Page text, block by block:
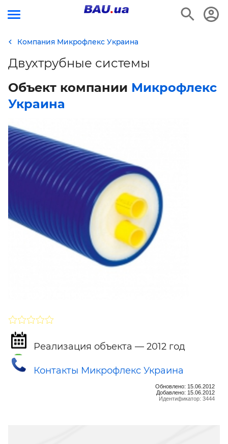
Компания Микрофлекс Украина
Двухтрубные системы
Объект компании Микрофлекс
Украина
Реализация объекта — 2012 год
Контакты Микрофлекс Украина
Обновлено: 15.06.2012
Добавлено: 15.06.2012
Идентификатор: 3444